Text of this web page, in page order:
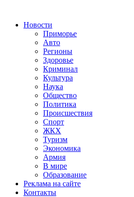
Новости
Приморье
Авто
Регионы
Здоровье
Криминал
Культура
Наука
Общество
Политика
Происшествия
Спорт
ЖКХ
Туризм
Экономика
Армия
В мире
Образование
Реклама на сайте
Контакты